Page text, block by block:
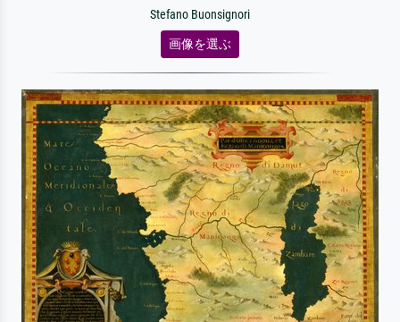
Stefano Buonsignori
画像を選ぶ